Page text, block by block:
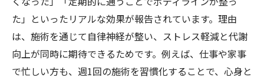
た」といったリアルな効果が報告されています。理由
は、施術を通じて自律神経が整い、ストレス軽減と代謝
向上が同時に期待できるためです。例えば、仕事や家事
で忙しい方も、週1回の施術を習慣化することで、心身と